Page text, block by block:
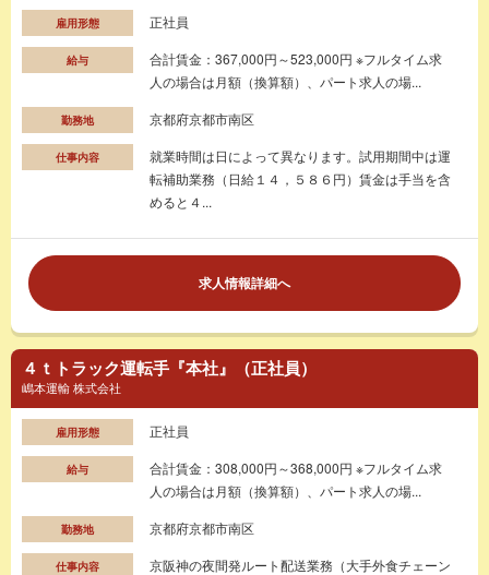
雇用形態 正社員
給与
合計賃金：367,000円～523,000円 ※フルタイム求
人の場合は月額（換算額）、パート求人の場...
勤務地 京都府京都市南区
仕事内容
就業時間は日によって異なります。試用期間中は運
転補助業務（日給１４，５８６円）賃金は手当を含
めると４...
求人情報詳細へ
４ｔトラック運転手『本社』（正社員）
嶋本運輸 株式会社
雇用形態 正社員
給与
合計賃金：308,000円～368,000円 ※フルタイム求
人の場合は月額（換算額）、パート求人の場...
勤務地 京都府京都市南区
仕事内容
京阪神の夜間発ルート配送業務（大手外食チェーン